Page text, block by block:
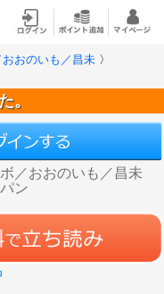
おのいも／昌未 〉
。
／おおのいも／昌未
ン